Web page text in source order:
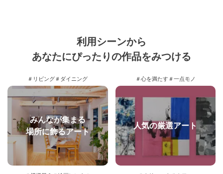
利用シーンから
あなたにぴったりの作品をみつける
＃リビング＃ダイニング
みんなが集まる
場所に飾るアート
＃心を満たす＃一点モノ
人気の厳選アート